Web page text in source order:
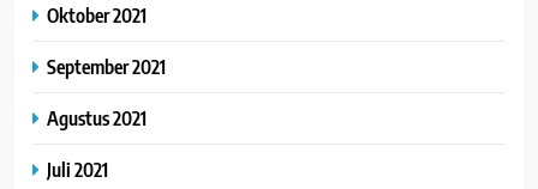
Oktober 2021
September 2021
Agustus 2021
Juli 2021